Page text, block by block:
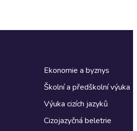
Ekonomie a byznys
Školní a předškolní výuka
Výuka cizích jazyků
Cizojazyčná beletrie